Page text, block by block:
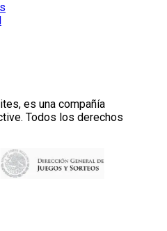
es una compañía
Todos los derechos